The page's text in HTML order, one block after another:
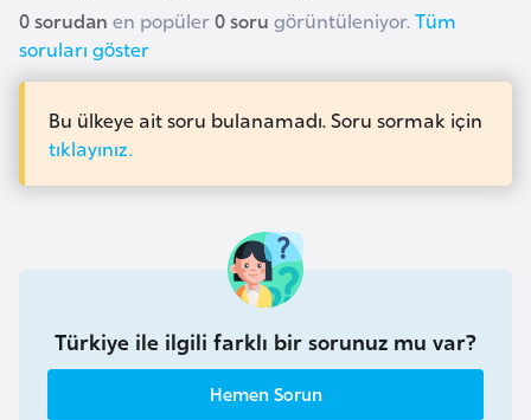
0 sorudan en popüler0 soru görüntüleniyor. Tüm
soruları göster
Bu ülkeye ait soru bulanamadı. Soru sormak için
tıklayınız.
Türkiye ile ilgili farklı bir sorunuz mu var?
Hemen Sorun
B
e
n
n
a